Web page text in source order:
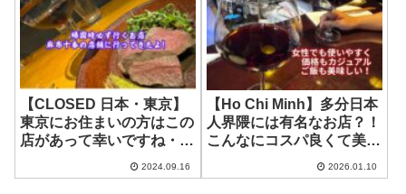
【CLOSED 日本・東京】
東京にお住まいの方はこの
店があって幸いですね・ぐ
てきたよ！~ Burger Occi
2024.09.16
【Ho Chi Minh】多分日本
人界隈には有名なお店？！
こんなにコスパ良くて美味
2026.01.10